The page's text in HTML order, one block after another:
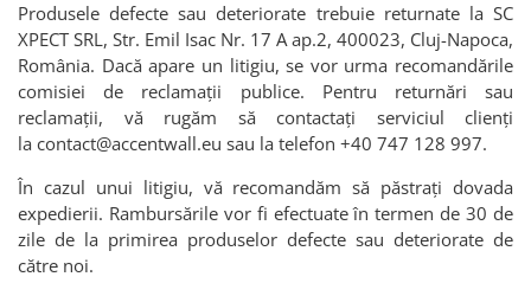
Produsele defecte sau deteriorate trebuie returnate la SC
XPECT SRL, Str. Emil Isac Nr. 17 A ap.2, 400023, Cluj-Napoca,
România. Dacă apare un litigiu, se vor urma recomandările
comisiei de reclamații publice. Pentru returnări sau
reclamații, vă rugăm să contactați serviciul clienți
la contact@accentwall.eu sau la telefon +40 747 128 997.
În cazul unui litigiu, vă recomandăm să păstrați dovada
expedierii. Rambursările vor fi efectuate în termen de 30 de
zile de la primirea produselor defecte sau deteriorate de
către noi.